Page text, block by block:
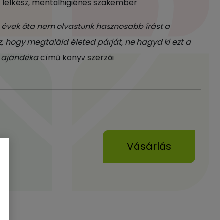
mentálhigiénés szakember
óta nem olvastunk hasznosabb írást a
hogy megtaláld életed párját, ne hagyd ki ezt a
ajándékacímű könyv szerzői
Vásárlás